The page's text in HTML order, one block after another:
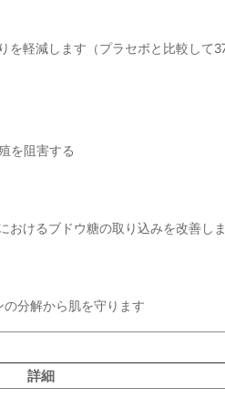
軽減します（プラセボと比較して
を阻害する
けるブドウ糖の取り込みを改善しま
分解から肌を守ります
詳細